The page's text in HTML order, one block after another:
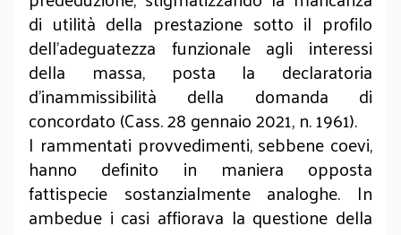
di utilità della prestazione sotto il profilo
dell'adeguatezza funzionale agli interessi
della massa, posta la declaratoria
d’inammissibilità della domanda di
concordato (Cass. 28 gennaio 2021, n. 1961).
I rammentati provvedimenti, sebbene coevi,
hanno definito in maniera opposta
fattispecie sostanzialmente analoghe. In
ambedue i casi affiorava la questione della